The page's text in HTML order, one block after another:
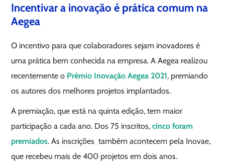
Incentivar a inovação é prática comum na
Aegea
O incentivo para que colaboradores sejam inovadores é
uma prática bem conhecida na empresa. A Aegea realizou
recentemente o Prêmio Inovação Aegea 2021, premiando
os autores dos melhores projetos implantados.
A premiação, que está na quinta edição, tem maior
participação a cada ano. Dos 75 inscritos,cinco foram
premiados. As inscrições também acontecem pela Inovae,
que recebeu mais de 400 projetos em dois anos.